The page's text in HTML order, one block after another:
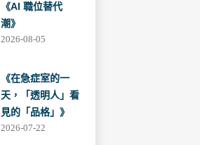
《AI 職位替代
潮》
2026-08-05
《在急症室的一
天，「透明人」看
見的「品格」》
2026-07-22